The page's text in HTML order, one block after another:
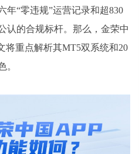
年“零违规”运营记录和超830
认的合规标杆。那么，金荣中
将重点解析其MT5双系统和20
。